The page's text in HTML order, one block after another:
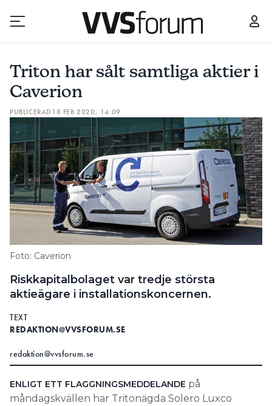
Prenumerera
Hantera prenumeration
Lediga jobb
Annonsera
Läs E-tidningen
Om tidningen
Information om GDPR
SEARCH
Triton har sålt samtliga aktier i
Caverion
PUBLICERAD 18 FEB 2020, 14:09
Foto: Caverion
Riskkapitalbolaget var tredje största
aktieägare i installationskoncernen.
TEXT
REDAKTION@VVSFORUM.SE
redaktion@vvsforum.se
ENLIGT ETT FLAGGNINGSMEDDELANDE på
måndagskvällen har Tritonägda Solero Luxco
TRITON HAR SÅLT SAMTLIGA AKTIER I CAVERION